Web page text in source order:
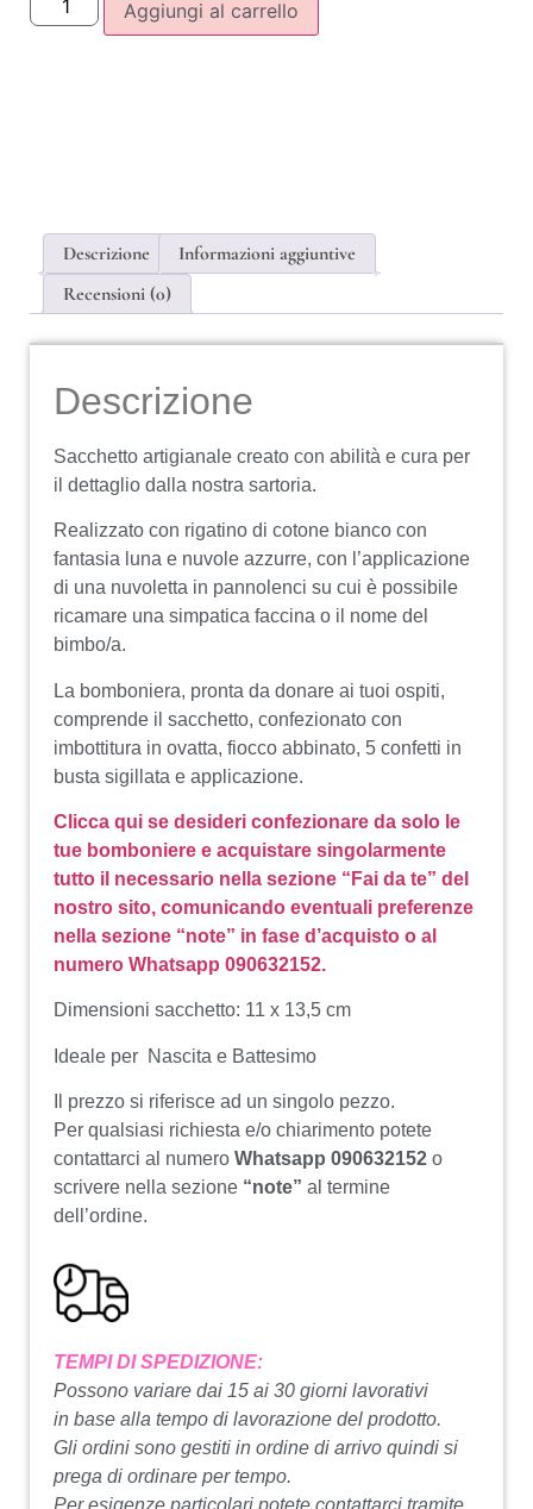
Aggiungi al carrello
Descrizione
Informazioni aggiuntive
Recensioni (0)
Descrizione
Sacchetto artigianale creato con abilità e cura per
il dettaglio dalla nostra sartoria.
Realizzato con rigatino di cotone bianco con
fantasia luna e nuvole azzurre, con l’applicazione
di una nuvoletta in pannolenci su cui è possibile
ricamare una simpatica faccina o il nome del
bimbo/a.
La bomboniera, pronta da donare ai tuoi ospiti,
comprende il sacchetto, confezionato con
imbottitura in ovatta, fiocco abbinato, 5 confetti in
busta sigillata e applicazione.
Clicca qui se desideri confezionare da solo le
tue bomboniere e acquistare singolarmente
tutto il necessario nella sezione “Fai da te” del
nostro sito, comunicando eventuali preferenze
nella sezione “note” in fase d’acquisto o al
numero Whatsapp 090632152.
Dimensioni sacchetto: 11 x 13,5 cm
Ideale per Nascita e Battesimo
Il prezzo si riferisce ad un singolo pezzo.
Per qualsiasi richiesta e/o chiarimento potete
contattarci al numero Whatsapp 090632152 o
scrivere nella sezione “note” al termine
dell’ordine.
TEMPI DI SPEDIZIONE:
Possono variare dai 15 ai 30 giorni lavorativi
in base alla tempo di lavorazione del prodotto.
Gli ordini sono gestiti in ordine di arrivo quindi si
prega di ordinare per tempo.
Per esigenze particolari potete contattarci tramite